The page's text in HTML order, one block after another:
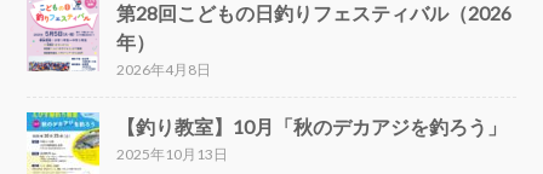
第28回こどもの日釣りフェスティバル（2026
年）
2026年4月8日
【釣り教室】10月「秋のデカアジを釣ろう」
2025年10月13日